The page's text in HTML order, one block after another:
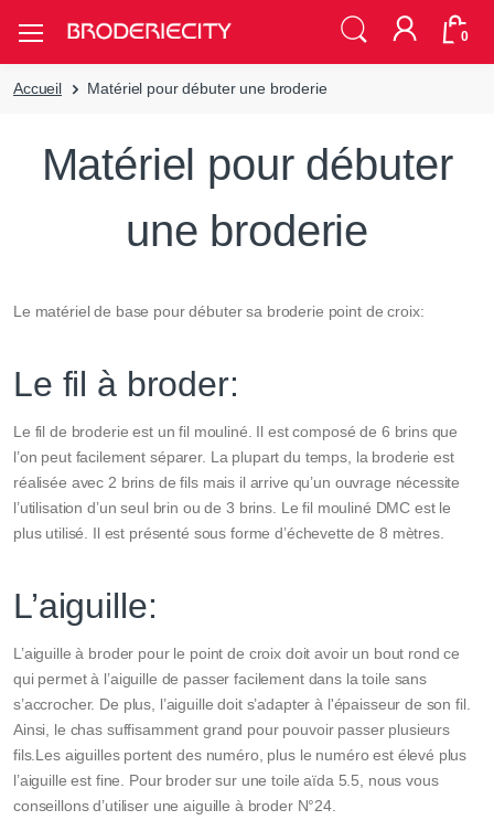
0
Accueil Matériel pour débuter une broderie
Matériel pour débuter
une broderie
Le matériel de base pour débuter sa broderie point de croix:
Le fil à broder:
Le fil de broderie est un fil mouliné. Il est composé de 6 brins que
l’on peut facilement séparer. La plupart du temps, la broderie est
réalisée avec 2 brins de fils mais il arrive qu’un ouvrage nécessite
l’utilisation d’un seul brin ou de 3 brins. Le fil mouliné DMC est le
plus utilisé. Il est présenté sous forme d’échevette de 8 mètres.
L’aiguille:
L’aiguille à broder pour le point de croix doit avoir un bout rond ce
qui permet à l’aiguille de passer facilement dans la toile sans
s’accrocher. De plus, l’aiguille doit s’adapter à l'épaisseur de son fil.
Ainsi, le chas suffisamment grand pour pouvoir passer plusieurs
fils.Les aiguilles portent des numéro, plus le numéro est élevé plus
l’aiguille est fine. Pour broder sur une toile aïda 5.5, nous vous
conseillons d’utiliser une aiguille à broder N°24.